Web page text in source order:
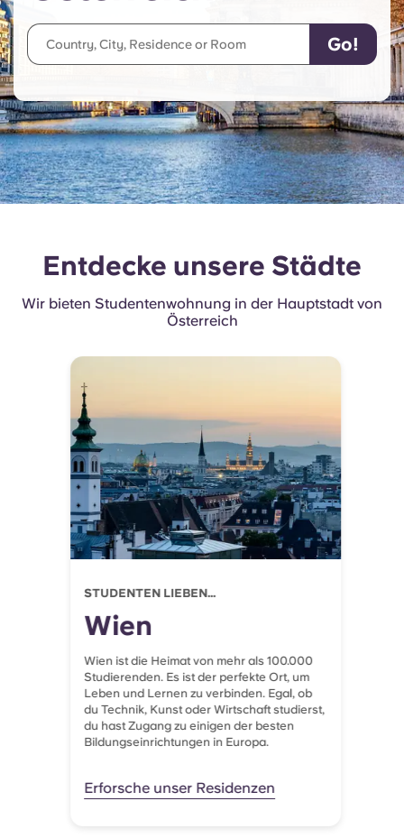
Chinese
Español
Deutsch
Italian
French
Portuguese
Wähle eine Stadt aus
Anmelden
Jetzt buchen
Entdecke unsere Städte
Wir bieten Studentenwohnung in der Hauptstadt von
Österreich
STUDENTEN LIEBEN...
Wien
Wien ist die Heimat von mehr als 100.000
Studierenden. Es ist der perfekte Ort, um
Leben und Lernen zu verbinden. Egal, ob
du Technik, Kunst oder Wirtschaft studierst,
du hast Zugang zu einigen der besten
Bildungseinrichtungen in Europa.
Erforsche unser Residenzen